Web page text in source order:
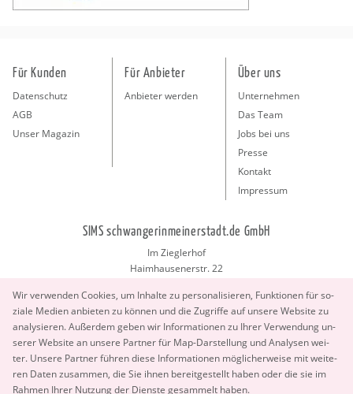
Wir ver­wen­den Coo­kies, um In­hal­te zu per­so­na­li­sie­ren, Funk­tio­nen für so­
zia­le Me­di­en an­bie­ten zu kön­nen und die Zu­grif­fe auf un­se­re Web­site zu
ana­ly­sie­ren. Au­ßer­dem geben wir In­for­ma­tio­nen zu Ihrer Ver­wen­dung un­
se­rer Web­site an un­se­re Part­ner für Map-Dar­stel­lung und Ana­ly­sen wei­
ter. Un­se­re Part­ner füh­ren diese In­for­ma­tio­nen mög­li­cher­wei­se mit wei­te­
ren Daten zu­sam­men, die Sie ihnen be­reit­ge­stellt haben oder die sie im
Rah­men Ihrer Nut­zung der Diens­te ge­sam­melt haben.
Für Kunden
Datenschutz
AGB
Unser Magazin
Für Anbieter
Anbieter werden
Über uns
Unternehmen
Das Team
Jobs bei uns
Presse
Kontakt
Impressum
SIMS schwangerinmeinerstadt.de GmbH
Im Zieglerhof
Haimhausenerstr. 22
info@schwangerinmeinerstadt.de